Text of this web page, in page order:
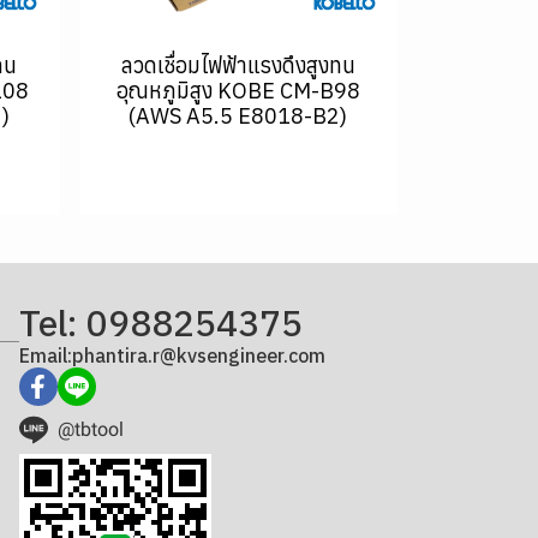
ลวดเชื่อมไฟฟ้าแรงดึงสูงทน
อุณหภูมิสูง KOBE CM-B98
(AWS A5.5 E8018-B2)
Tel: 0988254375
Email:phantira.r@kvsengineer.com
@tbtool